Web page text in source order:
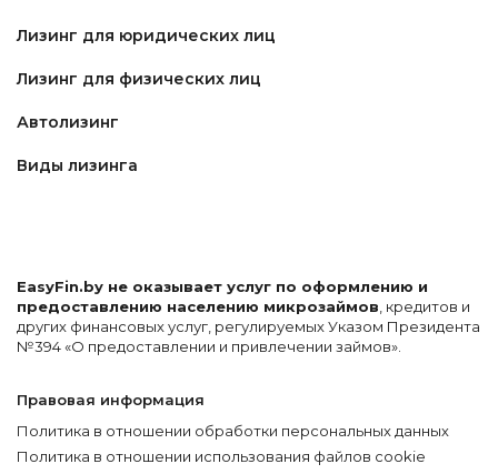
Лизинг для юридических лиц
Лизинг для физических лиц
Автолизинг
Виды лизинга
EasyFin.by не оказывает услуг по оформлению и
предоставлению населению микрозаймов, кредитов и
других финансовых услуг, регулируемых Указом Президента
№394 «О предоставлении и привлечении займов».
Правовая информация
Политика в отношении обработки персональных данных
Политика в отношении использования файлов cookie